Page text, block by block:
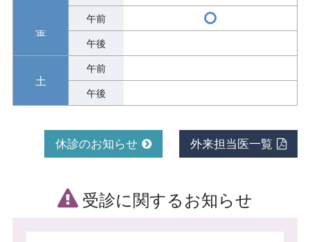
休診のお知らせ 外来担当医一覧
受診に関するお知らせ